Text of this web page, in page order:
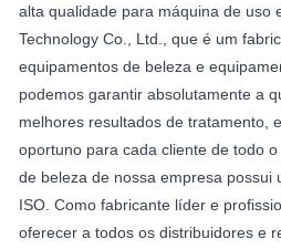
alta qualidade para máquina de uso
Technology Co., Ltd., que é um
equipamentos de beleza e
podemos garantir absolutamente a
melhores resultados de tratamento,
oportuno para cada cliente de todo
de beleza de nossa empresa possui
ISO. Como fabricante líder e
oferecer a todos os distribuidores e